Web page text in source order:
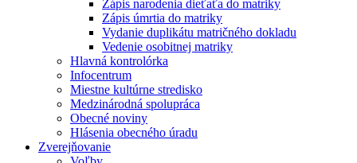
Zápis narodenia dieťaťa do matriky
Zápis úmrtia do matriky
Vydanie duplikátu matričného dokladu
Vedenie osobitnej matriky
Hlavná kontrolórka
Infocentrum
Miestne kultúrne stredisko
Medzinárodná spolupráca
Obecné noviny
Hlásenia obecného úradu
Zverejňovanie